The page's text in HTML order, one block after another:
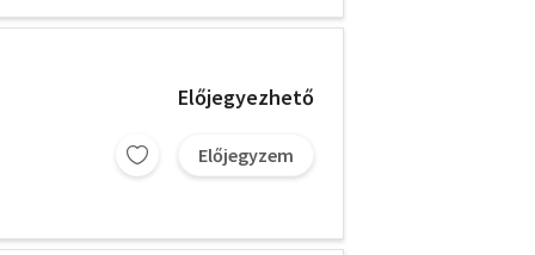
Előjegyezhető
Előjegyzem